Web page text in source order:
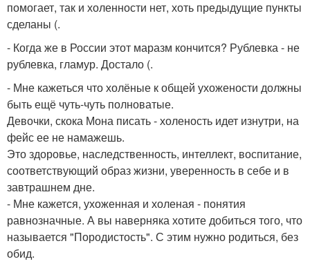
помогает, так и холенности нет, хоть предыдущие пункты
сделаны (.
- Когда же в России этот маразм кончится? Рублевка - не
рублевка, гламур. Достало (.
- Мне кажеться что холёные к общей ухожености должны
быть ещё чуть-чуть полноватые.
Девочки, скока Мона писать - холеность идет изнутри, на
фейс ее не намажешь.
Это здоровье, наследственность, интеллект, воспитание,
соответствующий образ жизни, уверенность в себе и в
завтрашнем дне.
- Мне кажется, ухоженная и холеная - понятия
равнозначные. А вы наверняка хотите добиться того, что
называется "Породистость". С этим нужно родиться, без
обид.